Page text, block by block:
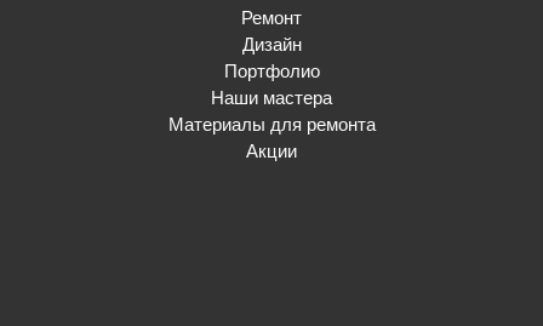
Ремонт
Дизайн
Портфолио
Наши мастера
Материалы для ремонта
Акции